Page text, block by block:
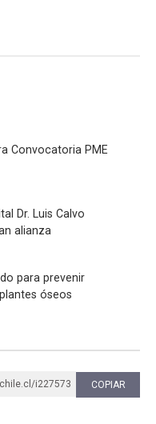
Convocatoria PME
Dr. Luis Calvo
alianza
para prevenir
óseos
i227573 COPIAR